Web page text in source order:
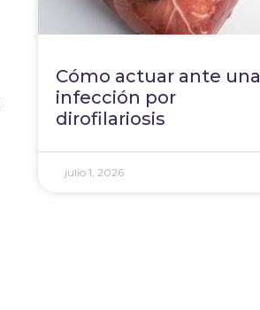
Cómo actuar ante una
infección por
dirofilariosis
julio 1, 2026